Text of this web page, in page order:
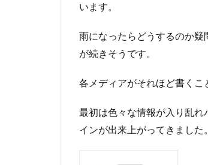
います。
雨になったらどうするのか
が続きそうです。
各メディアがそれほど書くこ
最初は色々な情報が入り乱
インが出来上がってきました。